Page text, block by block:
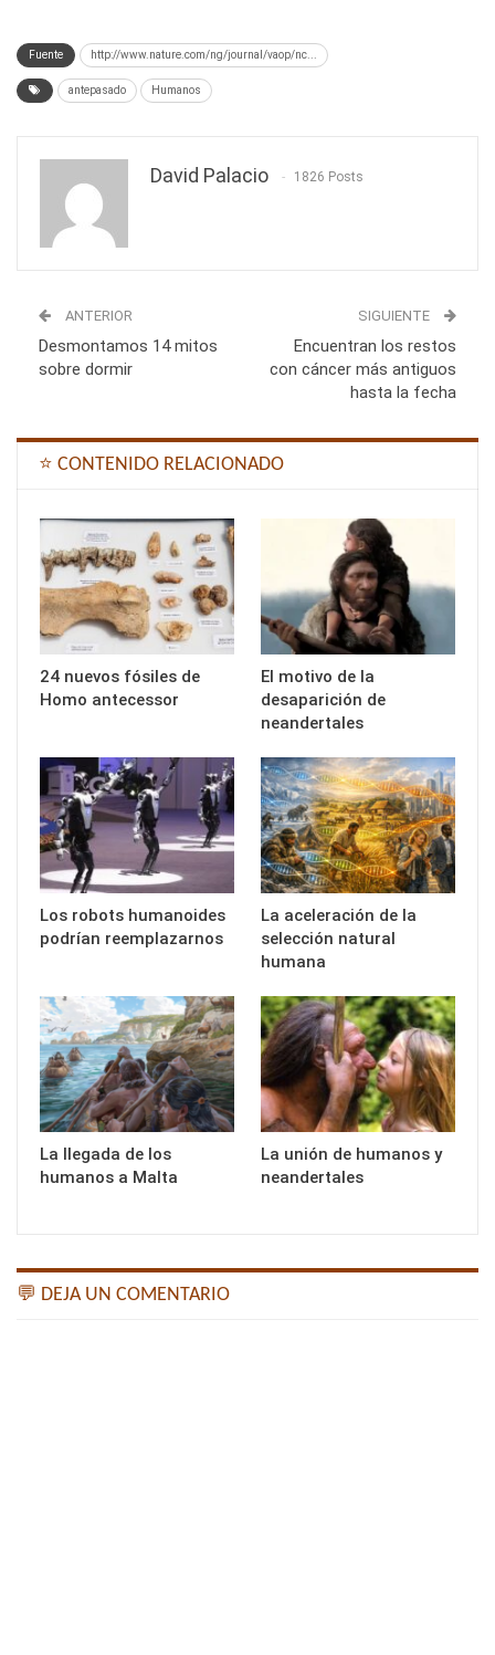
Fuente http://www.nature.com/ng/journal/vaop/nc...
antepasado Humanos
David Palacio 1826 Posts
ANTERIOR
Desmontamos 14 mitos
sobre dormir
SIGUIENTE
Encuentran los restos
con cáncer más antiguos
hasta la fecha
⭐ CONTENIDO RELACIONADO
24 nuevos fósiles de
Homo antecessor
El motivo de la
desaparición de
neandertales
Los robots humanoides
podrían reemplazarnos
La aceleración de la
selección natural
humana
La llegada de los
humanos a Malta
La unión de humanos y
neandertales
💬 DEJA UN COMENTARIO